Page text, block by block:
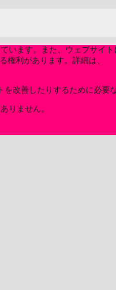
ます。また、ウェブサイ
権利があります。詳細は、
改善したりするために必要
りません。